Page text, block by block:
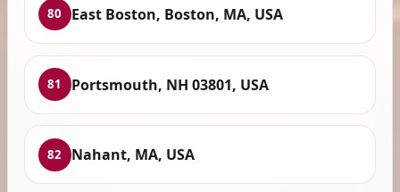
80 East Boston, Boston, MA, USA
81 Portsmouth, NH 03801, USA
82 Nahant, MA, USA